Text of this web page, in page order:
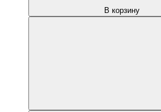
В корзину